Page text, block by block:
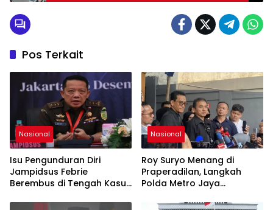
Pos Terkait
Nasional
Isu Pengunduran Diri
Jampidsus Febrie
Berembus di Tengah Kasus
Nasional
Roy Suryo Menang di
Praperadilan, Langkah
Polda Metro Jaya